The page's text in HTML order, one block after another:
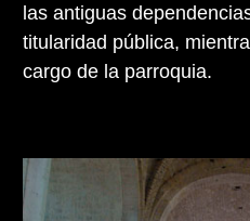
las antiguas
titularidad pública,
cargo de la parroquia.